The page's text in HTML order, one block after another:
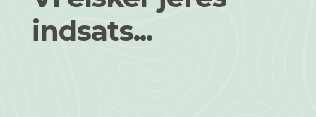
indsats...